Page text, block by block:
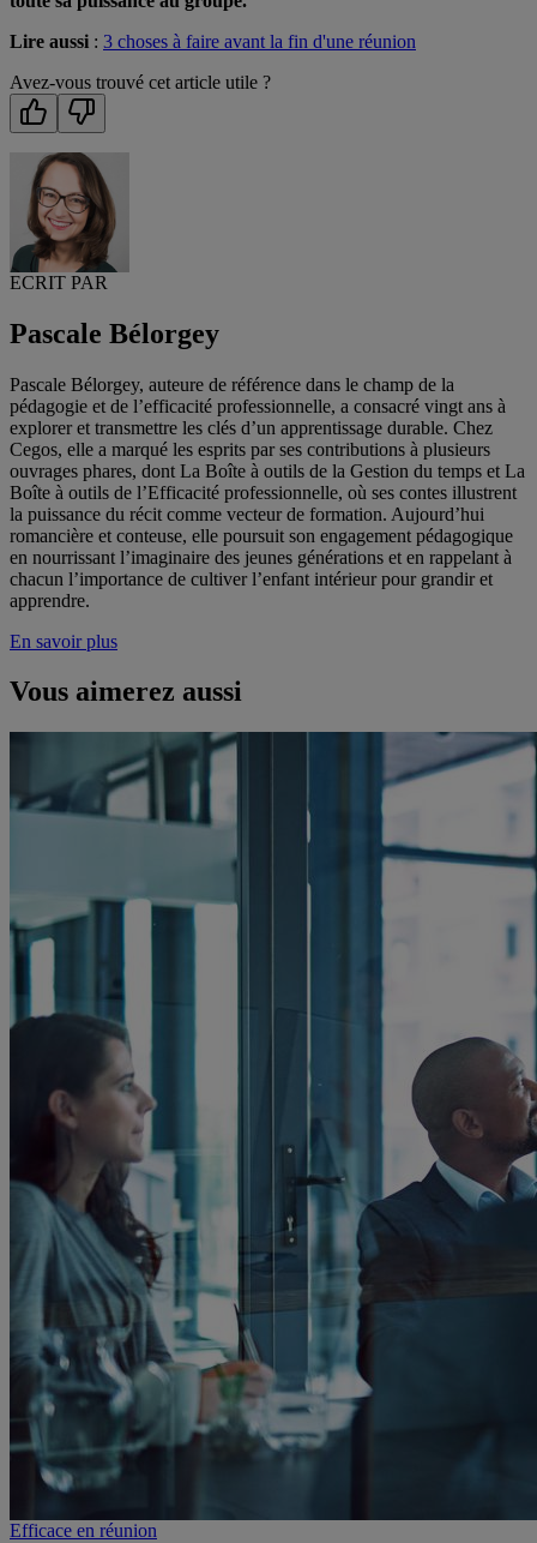
Lire aussi : 3 choses à faire avant la fin d'une réunion
Avez-vous trouvé cet article utile ?
ECRIT PAR
Pascale Bélorgey
Pascale Bélorgey, auteure de référence dans le champ de la
pédagogie et de l’efficacité professionnelle, a consacré vingt ans à
explorer et transmettre les clés d’un apprentissage durable. Chez
Cegos, elle a marqué les esprits par ses contributions à plusieurs
ouvrages phares, dont La Boîte à outils de la Gestion du temps et La
Boîte à outils de l’Efficacité professionnelle, où ses contes illustrent
la puissance du récit comme vecteur de formation. Aujourd’hui
romancière et conteuse, elle poursuit son engagement pédagogique
en nourrissant l’imaginaire des jeunes générations et en rappelant à
chacun l’importance de cultiver l’enfant intérieur pour grandir et
apprendre.
En savoir plus
Vous aimerez aussi
Efficace en réunion